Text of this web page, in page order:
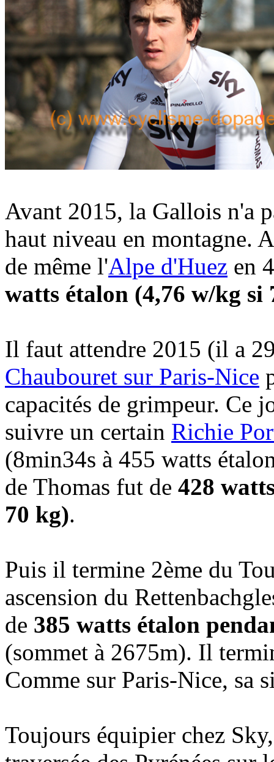
Avant 2015, la Gallois n'a
haut niveau en montagne.
de même l'Alpe d'Huez en
watts étalon (4,76 w/kg si
Il faut attendre 2015 (il a
Chaubouret sur Paris-Nice
capacités de grimpeur. Ce
suivre un certain Richie
(8min34s à 455 watts
de Thomas fut de 428
70 kg).
Puis il termine 2ème du
ascension du
de 385 watts étalon
(sommet à 2675m). Il
Comme sur Paris-Nice, sa
Toujours équipier chez